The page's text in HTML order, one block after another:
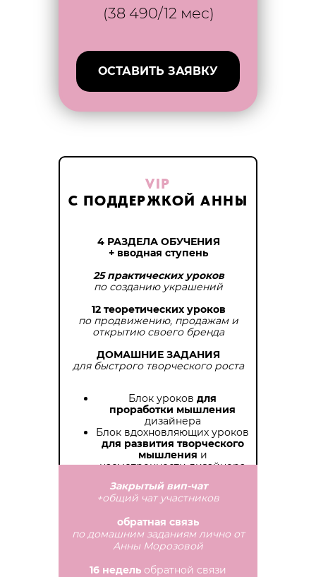
VIP
С ПОДДЕРЖКОЙ АННЫ
4 РАЗДЕЛА ОБУЧЕНИЯ
+ вводная ступень
25 практических уроков
по созданию украшений
12 теоретических уроков
по продвижению, продажам и
открытию своего бренда
ДОМАШНИЕ ЗАДАНИЯ
для быстрого творческого роста
Блок уроков для
проработки мышления
дизайнера
Блок вдохновляющих уроков
для развития творческого
мышления и
насмотренности дизайнера
ОСТАВИТЬ ЗАЯВКУ
(38 490/12 мес)
Закрытый вип-чат
+общий чат участников
обратная связь
по домашним заданиям лично от
Анны Морозовой
16 недель обратной связи